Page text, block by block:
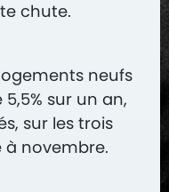
chute.
neufs
sur un an,
sur les trois
novembre.